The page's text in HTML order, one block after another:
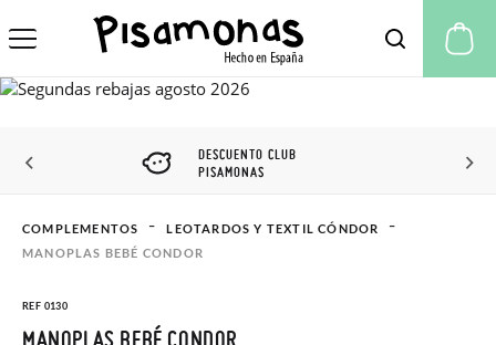
DESCUENTO CLUB
PISAMONAS
COMPLEMENTOS
LEOTARDOS Y TEXTIL CÓNDOR
MANOPLAS BEBÉ CONDOR
REF 0130
MANOPLAS BEBÉ CONDOR